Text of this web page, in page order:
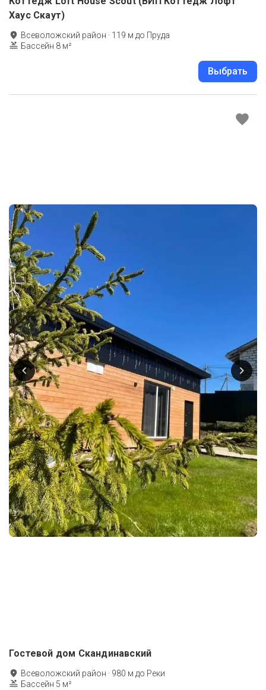
Хаус Скаут)
Всеволожский район · 119 м до Пруда
Бассейн 8 м²
Выбрать
Гостевой дом Скандинавский
Всеволожский район · 980 м до Реки
Бассейн 5 м²